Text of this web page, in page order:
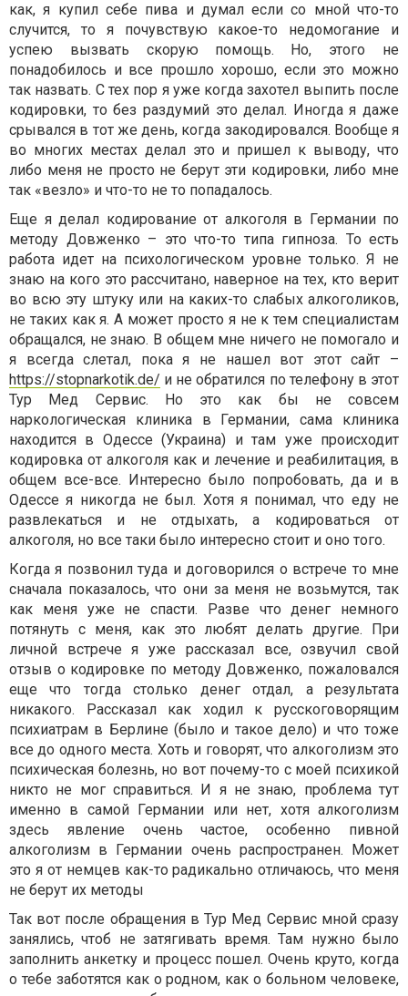
как, я купил себе пива и думал если со мной что-то
случится, то я почувствую какое-то недомогание и
успею вызвать скорую помощь. Но, этого не
понадобилось и все прошло хорошо, если это можно
так назвать. С тех пор я уже когда захотел выпить после
кодировки, то без раздумий это делал. Иногда я даже
срывался в тот же день, когда закодировался. Вообще я
во многих местах делал это и пришел к выводу, что
либо меня не просто не берут эти кодировки, либо мне
так «везло» и что-то не то попадалось.
Еще я делал кодирование от алкоголя в Германии по
методу Довженко – это что-то типа гипноза. То есть
работа идет на психологическом уровне только. Я не
знаю на кого это рассчитано, наверное на тех, кто верит
во всю эту штуку или на каких-то слабых алкоголиков,
не таких как я. А может просто я не к тем специалистам
обращался, не знаю. В общем мне ничего не помогало и
я всегда слетал, пока я не нашел вот этот сайт –
https://stopnarkotik.de/ и не обратился по телефону в этот
Тур Мед Сервис. Но это как бы не совсем
наркологическая клиника в Германии, сама клиника
находится в Одессе (Украина) и там уже происходит
кодировка от алкоголя как и лечение и реабилитация, в
общем все-все. Интересно было попробовать, да и в
Одессе я никогда не был. Хотя я понимал, что еду не
развлекаться и не отдыхать, а кодироваться от
алкоголя, но все таки было интересно стоит и оно того.
Когда я позвонил туда и договорился о встрече то мне
сначала показалось, что они за меня не возьмутся, так
как меня уже не спасти. Разве что денег немного
потянуть с меня, как это любят делать другие. При
личной встрече я уже рассказал все, озвучил свой
отзыв о кодировке по методу Довженко, пожаловался
еще что тогда столько денег отдал, а результата
никакого. Рассказал как ходил к русскоговорящим
психиатрам в Берлине (было и такое дело) и что тоже
все до одного места. Хоть и говорят, что алкоголизм это
психическая болезнь, но вот почему-то с моей психикой
никто не мог справиться. И я не знаю, проблема тут
именно в самой Германии или нет, хотя алкоголизм
здесь явление очень частое, особенно пивной
алкоголизм в Германии очень распространен. Может
это я от немцев как-то радикально отличаюсь, что меня
не берут их методы
Так вот после обращения в Тур Мед Сервис мной сразу
занялись, чтоб не затягивать время. Там нужно было
заполнить анкетку и процесс пошел. Очень круто, когда
о тебе заботятся как о родном, как о больном человеке,